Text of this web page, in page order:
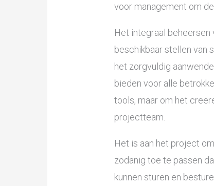
voor management om
Het integraal
beschikbaar stellen van
het zorgvuldig
bieden voor alle
tools, maar om het
projectteam.
Het is aan het project
zodanig toe te passen
kunnen sturen en